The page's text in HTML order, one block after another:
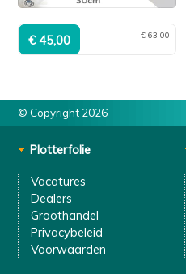
€ 63,00
© Copyright 2026
Plotterfolie
Vacatures
Dealers
Groothandel
Privacybeleid
Voorwaarden